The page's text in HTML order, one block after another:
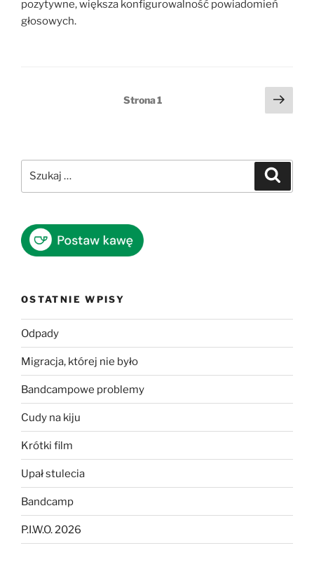
pozytywne, większa konfigurowalność powiadomień
głosowych.
Strona1
OSTATNIE WPISY
Odpady
Migracja, której nie było
Bandcampowe problemy
Cudy na kiju
Krótki film
Upał stulecia
Bandcamp
P.I.W.O. 2026